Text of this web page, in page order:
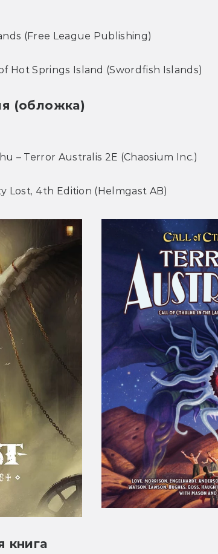
(Free League Publishing)
Hot Springs Island (Swordfish Islands)
(обложка)
– Terror Australis 2E (Chaosium Inc.)
Lost, 4th Edition (Helmgast AB)
книга